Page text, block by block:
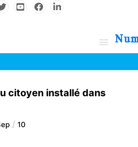
citoyen installé dans
10